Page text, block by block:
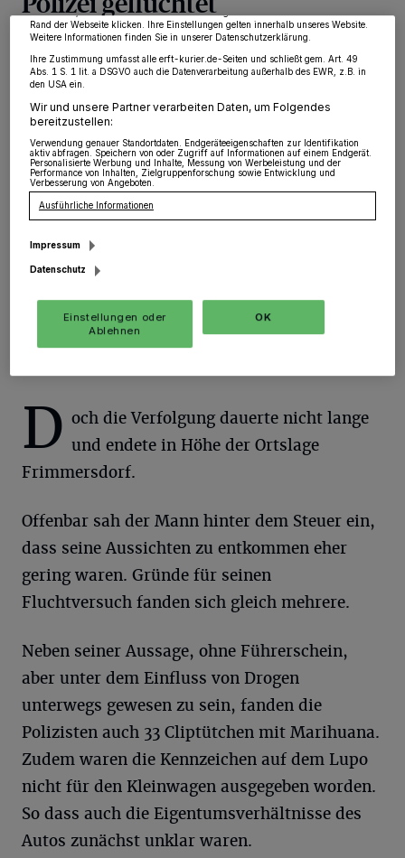
missachtete der Fahrer eines roten Pkw die
Anhaltezeichen einer Polizeistreife und entzog sich der
beabsichtigten Kontrolle im Bereich der Lindenstraße,
indem er Gas gab und mit deutlich überhöhter
Geschwindigkeit zu entkommen versuchte. Hierbei fuhr
unter anderem entgegen der vorgeschriebenen
Richtung in eine Einbahnstraße.
21.02.2022 , 08:57 Uhr
D och die Verfolgung dauerte nicht lange
und endete in Höhe der Ortslage
Frimmersdorf.
Offenbar sah der Mann hinter dem Steuer ein,
dass seine Aussichten zu entkommen eher
gering waren. Gründe für seinen
Fluchtversuch fanden sich gleich mehrere.
Neben seiner Aussage, ohne Führerschein,
aber unter dem Einfluss von Drogen
unterwegs gewesen zu sein, fanden die
Polizisten auch 33 Cliptütchen mit Marihuana.
Zudem waren die Kennzeichen auf dem Lupo
nicht für den Kleinwagen ausgegeben worden.
So dass auch die Eigentumsverhältnisse des
Autos zunächst unklar waren.
widerrufen, indem Sie auf den Link Einstellungen oder Ablehnen am unteren
Rand der Webseite klicken. Ihre Einstellungen gelten innerhalb unseres Website.
Weitere Informationen finden Sie in unserer Datenschutzerklärung.
Ihre Zustimmung umfasst alle erft-kurier.de-Seiten und schließt gem. Art. 49
Abs. 1 S. 1 lit. a DSGVO auch die Datenverarbeitung außerhalb des EWR, z.B. in
den USA ein.
Wir und unsere Partner verarbeiten Daten, um Folgendes
bereitzustellen:
Verwendung genauer Standortdaten. Endgeräteeigenschaften zur Identifikation
aktiv abfragen. Speichern von oder Zugriff auf Informationen auf einem Endgerät.
Personalisierte Werbung und Inhalte, Messung von Werbeleistung und der
Performance von Inhalten, Zielgruppenforschung sowie Entwicklung und
Verbesserung von Angeboten.
Ausführliche Informationen
Impressum
Datenschutz
Einstellungen oder
Ablehnen
OK